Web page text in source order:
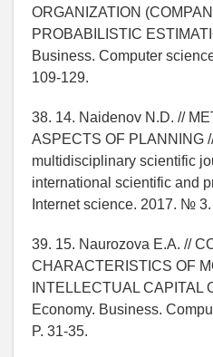
ORGANIZATION
PROBABILISTIC
Business. Computer
109-129.
38. 14. Naidenov N.D. //
ASPECTS OF PLANNING
multidisciplinary scientific
international scientific and
Internet science. 2017. № 3.
39. 15. Naurozova E.A. //
CHARACTERISTICS OF
INTELLECTUAL CAPITAL
Economy. Business.
P. 31-35.